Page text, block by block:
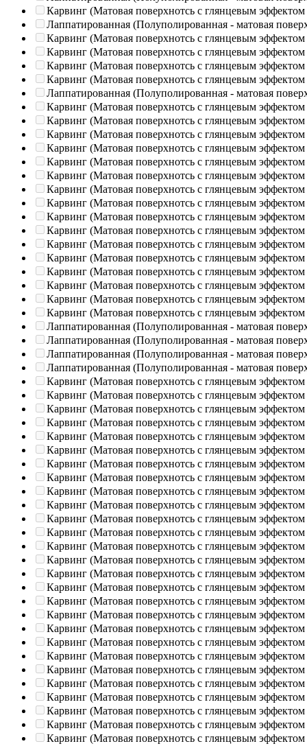
Карвинг (Матовая поверхнотсь с глянцевым эффектом
Лаппатированная (Полуполированная - матовая
Карвинг (Матовая поверхнотсь с глянцевым эффектом
Карвинг (Матовая поверхнотсь с глянцевым эффектом
Карвинг (Матовая поверхнотсь с глянцевым эффектом
Карвинг (Матовая поверхнотсь с глянцевым эффектом
Лаппатированная (Полуполированная - матовая
Карвинг (Матовая поверхнотсь с глянцевым эффектом
Карвинг (Матовая поверхнотсь с глянцевым эффектом
Карвинг (Матовая поверхнотсь с глянцевым эффектом
Карвинг (Матовая поверхнотсь с глянцевым эффектом
Карвинг (Матовая поверхнотсь с глянцевым эффектом
Карвинг (Матовая поверхнотсь с глянцевым эффектом
Карвинг (Матовая поверхнотсь с глянцевым эффектом
Карвинг (Матовая поверхнотсь с глянцевым эффектом
Карвинг (Матовая поверхнотсь с глянцевым эффектом
Карвинг (Матовая поверхнотсь с глянцевым эффектом
Карвинг (Матовая поверхнотсь с глянцевым эффектом
Карвинг (Матовая поверхнотсь с глянцевым эффектом
Карвинг (Матовая поверхнотсь с глянцевым эффектом
Карвинг (Матовая поверхнотсь с глянцевым эффектом
Карвинг (Матовая поверхнотсь с глянцевым эффектом
Карвинг (Матовая поверхнотсь с глянцевым эффектом
Лаппатированная (Полуполированная - матовая
Лаппатированная (Полуполированная - матовая
Лаппатированная (Полуполированная - матовая
Лаппатированная (Полуполированная - матовая
Карвинг (Матовая поверхнотсь с глянцевым эффектом
Карвинг (Матовая поверхнотсь с глянцевым эффектом
Карвинг (Матовая поверхнотсь с глянцевым эффектом
Карвинг (Матовая поверхнотсь с глянцевым эффектом
Карвинг (Матовая поверхнотсь с глянцевым эффектом
Карвинг (Матовая поверхнотсь с глянцевым эффектом
Карвинг (Матовая поверхнотсь с глянцевым эффектом
Карвинг (Матовая поверхнотсь с глянцевым эффектом
Карвинг (Матовая поверхнотсь с глянцевым эффектом
Карвинг (Матовая поверхнотсь с глянцевым эффектом
Карвинг (Матовая поверхнотсь с глянцевым эффектом
Карвинг (Матовая поверхнотсь с глянцевым эффектом
Карвинг (Матовая поверхнотсь с глянцевым эффектом
Карвинг (Матовая поверхнотсь с глянцевым эффектом
Карвинг (Матовая поверхнотсь с глянцевым эффектом
Карвинг (Матовая поверхнотсь с глянцевым эффектом
Карвинг (Матовая поверхнотсь с глянцевым эффектом
Карвинг (Матовая поверхнотсь с глянцевым эффектом
Карвинг (Матовая поверхнотсь с глянцевым эффектом
Карвинг (Матовая поверхнотсь с глянцевым эффектом
Карвинг (Матовая поверхнотсь с глянцевым эффектом
Карвинг (Матовая поверхнотсь с глянцевым эффектом
Карвинг (Матовая поверхнотсь с глянцевым эффектом
Карвинг (Матовая поверхнотсь с глянцевым эффектом
Карвинг (Матовая поверхнотсь с глянцевым эффектом
Карвинг (Матовая поверхнотсь с глянцевым эффектом
Карвинг (Матовая поверхнотсь с глянцевым эффектом